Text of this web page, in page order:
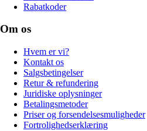
Rabatkoder
Om os
Hvem er vi?
Kontakt os
Salgsbetingelser
Retur & refundering
Juridiske oplysninger
Betalingsmetoder
Priser og forsendelsesmuligheder
Fortrolighedserklæring